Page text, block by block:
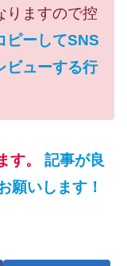
りますので控
ピーしてSNS
ビューする行
。
記事が良
願いします！